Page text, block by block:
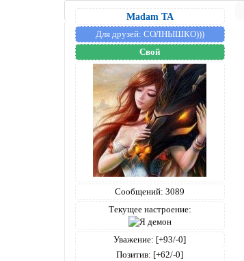
Madam TA
Для друзей: СОЛНЫШКО)))
Свой
Сообщений: 3089
Текущее настроение:
Уважение: [+93/-0]
Позитив: [+62/-0]